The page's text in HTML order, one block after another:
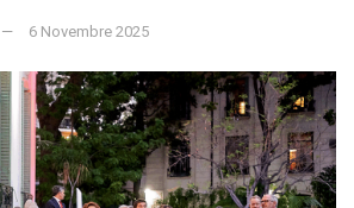
6 Novembre 2025